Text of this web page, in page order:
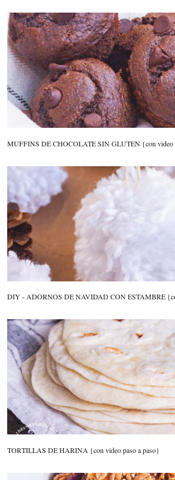
MUFFINS DE CHOCOLATE SIN GLUTEN {con video
DIY - ADORNOS DE NAVIDAD CON ESTAMBRE
TORTILLAS DE HARINA {con video paso a paso}